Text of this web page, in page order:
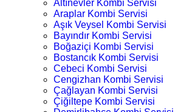
Altınevler Kombi Servisi
Araplar Kombi Servisi
Aşık Veysel Kombi Servisi
Bayındır Kombi Servisi
Boğaziçi Kombi Servisi
Bostancık Kombi Servisi
Cebeci Kombi Servisi
Cengizhan Kombi Servisi
Çağlayan Kombi Servisi
Çiğiltepe Kombi Servisi